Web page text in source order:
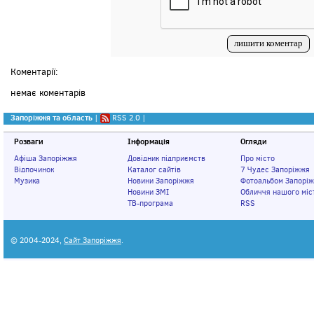
Коментарії:
немає коментарів
Запоріжжя та область | RSS 2.0 |
Розваги
Афіша Запоріжжя
Відпочинок
Музика
Інформація
Довідник підприємств
Каталог сайтів
Новини Запоріжжя
Новини ЗМІ
ТВ-програма
Огляди
Про місто
7 Чудес Запоріжжя
Фотоальбом
Обличчя нашого
RSS
© 2004-2024, Сайт Запоріжжя.